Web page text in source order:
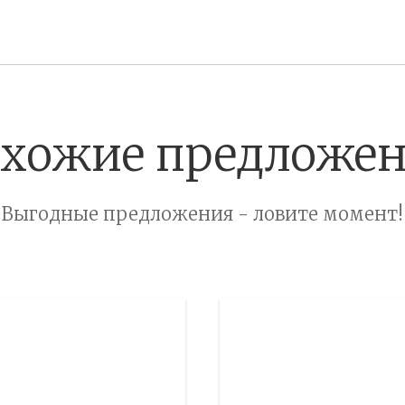
Выгодные предложения - ловите момент!